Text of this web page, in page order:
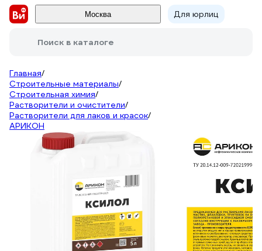
Москва Для юрлиц
Поиск в каталоге
Главная/
Строительные материалы/
Строительная химия/
Растворители и очистители/
Растворители для лаков и красок/
АРИКОН